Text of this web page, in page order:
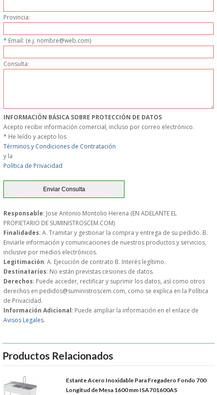
MAQUINARIA DE
ELABORACI�N
MENAJE DE COCINA
MAQUINARIA OTROS
MUEBLES
MUEBLES INOX. COCINA
PAPEL Y PRODUCTOS UNIUSO
VAJILLA
CUCHILLOS DE COCINA
GASTOS DE ENVIO
CONDICIONES DE COMPRA
GARANTIAS Y
Provincia:
* Email: (e.j. nombre@web.com)
Consulta:
INFORMACIÓN BÁSICA SOBRE PROTECCIÓN DE DATOS
Acepto recibir información comercial, incluso por correo electrónico.
* He leído y acepto los
Términos y Condiciones de Contratación
y la
Política de Privacidad
Responsable: Jose Antonio Montolio Herena (EN ADELANTE EL
PROPIETARIO DE SUMINISTROSCEM.COM)
Finalidades: A. Tramitar y gestionar la compra y entrega de su pedido. B.
Enviarle información y comunicaciones de nuestros productos y servicios,
inclusive por medios electrónicos.
Legitimación: A. Ejecución de contrato B. Interés legítimo.
Destinatarios: No están previstas cesiones de datos.
Derechos: Puede acceder, rectificar y suprimir los datos, así como otros
derechos en pedidos@suministroscem.com, como se explica en la Política
de Privacidad.
Información Adicional: Puede ampliar la información en el enlace de
Avisos Legales.
Productos Relacionados
Estante Acero Inoxidable Para Fregadero Fondo 700
Longitud de Mesa 1600 mm ISA701600AS